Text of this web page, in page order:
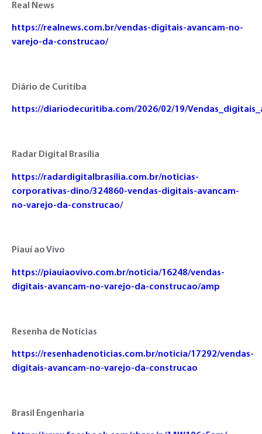
Real News
https://realnews.com.br/vendas-digitais-avancam-no-
varejo-da-construcao/
Diário de Curitiba
https://diariodecuritiba.com/2026/02/19/
Radar Digital Brasília
https://radardigitalbrasilia.com.br/noticias-
corporativas-dino/324860-vendas-digitais-avancam-
no-varejo-da-construcao/
Piauí ao Vivo
https://piauiaovivo.com.br/noticia/16248/vendas-
digitais-avancam-no-varejo-da-construcao/amp
Resenha de Notícias
https://resenhadenoticias.com.br/noticia/17292/vendas-
digitais-avancam-no-varejo-da-construcao
Brasil Engenharia